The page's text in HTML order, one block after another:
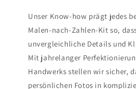
Unser Know-how prägt jedes
Malen-nach-Zahlen-Kit so,
unvergleichliche Details und
Mit jahrelanger
Handwerks stellen wir sicher,
persönlichen Fotos in